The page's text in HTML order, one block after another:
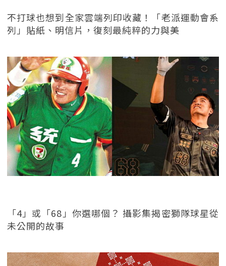
不打球也想到全家雲端列印收藏！「老派運動會系
列」貼紙、明信片，復刻最純粹的力與美
「4」或「68」你選哪個？ 攝影集揭密獅隊球星從
未公開的故事